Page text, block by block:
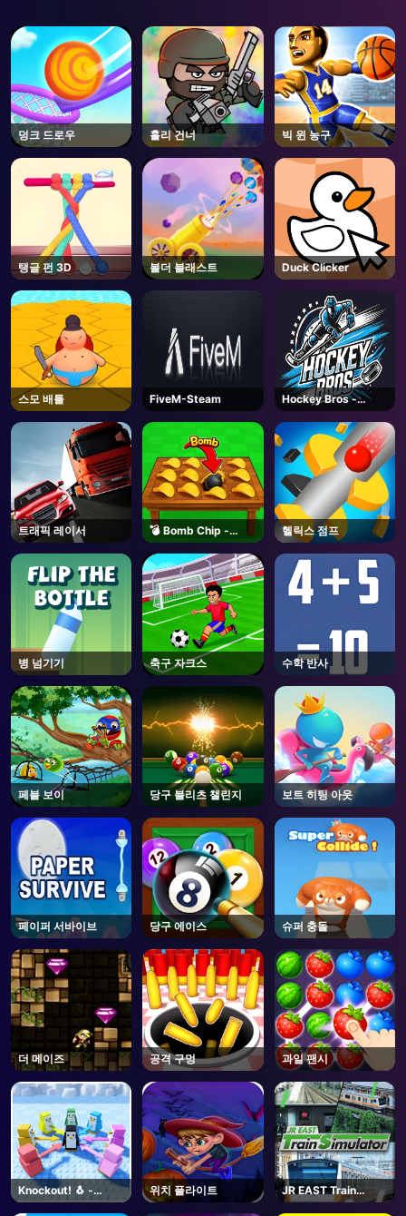
AD
덩크 드로우 홀리 건너 빅 윈 농구
탱글 펀 3D 볼더 블래스트 Duck Clicker
스모 배틀 FiveM-Steam
Hockey Bros -
Coming Soon
트래픽 레이서
💣 Bomb Chip -
Roblox
헬릭스 점프
병 넘기기 축구 자크스 수학 반사
페블 보이 당구 블리츠 챌린지 보트 히팅 아웃
페이퍼 서바이브 당구 에이스 슈퍼 충돌
더 메이즈 공격 구멍 과일 팬시
Knockout! 🐧 -
Roblox
위치 플라이트
JR EAST Train
Simulator - Steam